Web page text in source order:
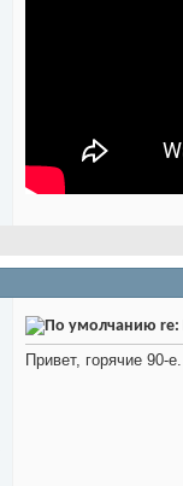
re:
Привет, горячие 90-е.